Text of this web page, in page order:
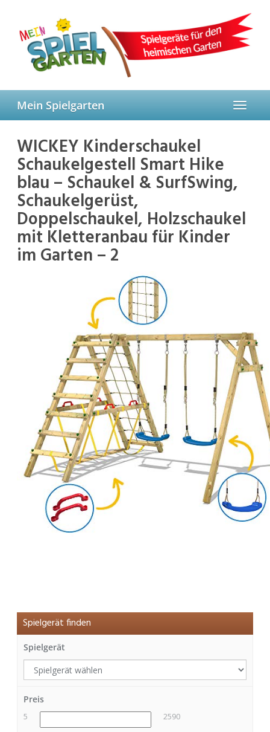
content
Toggle
Mein Spielgarten
WICKEY Kinderschaukel
Schaukelgestell Smart Hike
blau – Schaukel & SurfSwing,
Schaukelgerüst,
Doppelschaukel, Holzschaukel
mit Kletteranbau für Kinder
im Garten – 2
Spielgerät finden
Spielgerät
Preis
5 2590